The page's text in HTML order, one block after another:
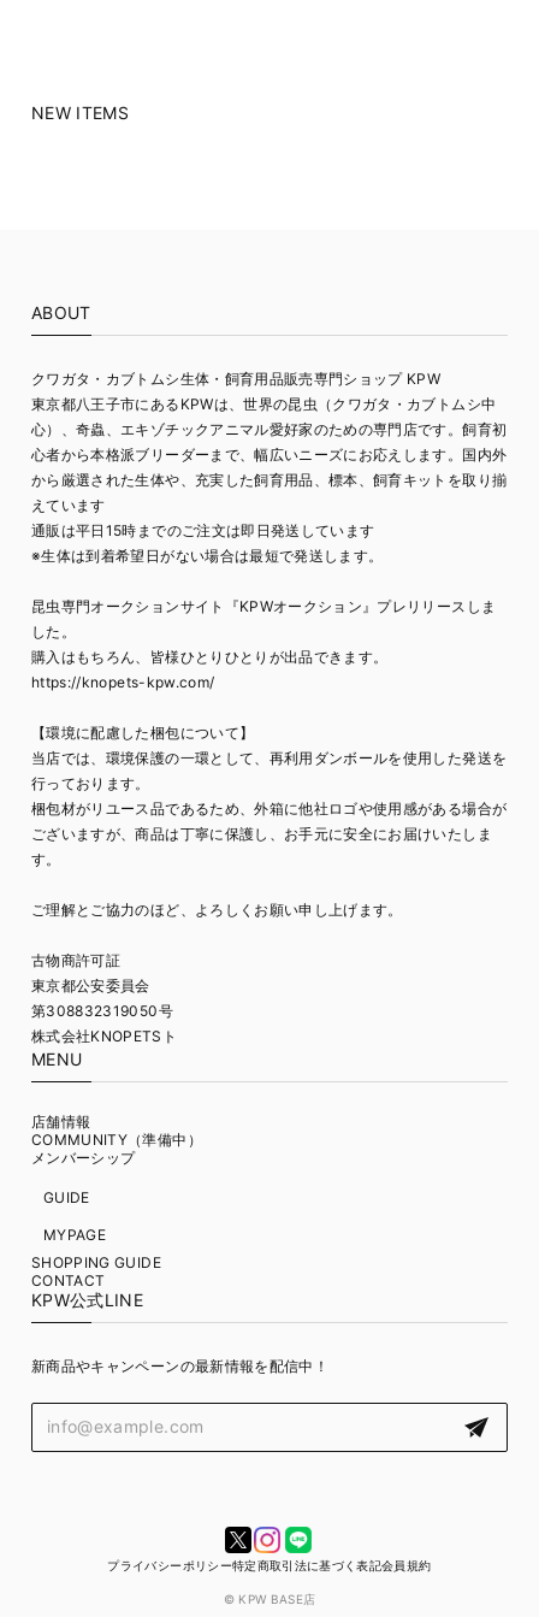
NEW ITEMS
ABOUT
クワガタ・カブトムシ生体・飼育用品販売専門ショップ KPW
東京都八王子市にあるKPWは、世界の昆虫（クワガタ・カブトムシ中
心）、奇蟲、エキゾチックアニマル愛好家のための専門店です。飼育初
心者から本格派ブリーダーまで、幅広いニーズにお応えします。国内外
から厳選された生体や、充実した飼育用品、標本、飼育キットを取り揃
えています
通販は平日15時までのご注文は即日発送しています
※生体は到着希望日がない場合は最短で発送します。
昆虫専門オークションサイト『KPWオークション』プレリリースしま
した。
購入はもちろん、皆様ひとりひとりが出品できます。
https://knopets-kpw.com/
【環境に配慮した梱包について】
当店では、環境保護の一環として、再利用ダンボールを使用した発送を
行っております。
梱包材がリユース品であるため、外箱に他社ロゴや使用感がある場合が
ございますが、商品は丁寧に保護し、お手元に安全にお届けいたしま
す。
ご理解とご協力のほど、よろしくお願い申し上げます。
古物商許可証
東京都公安委員会
第308832319050号
株式会社KNOPETSト
MENU
店舗情報
COMMUNITY（準備中）
メンバーシップ
GUIDE
MYPAGE
SHOPPING GUIDE
CONTACT
KPW公式LINE
新商品やキャンペーンの最新情報を配信中！
プライバシーポリシー特定商取引法に基づく表記会員規約
© KPW BASE店